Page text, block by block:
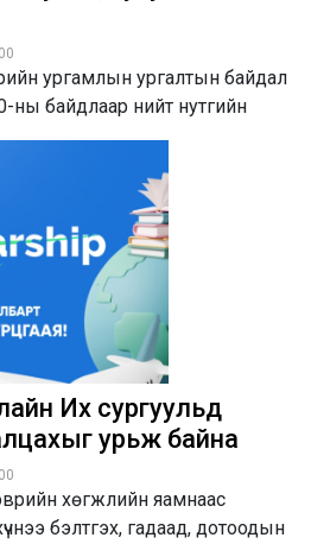
ургамлын ургалтын байдал
ны байдлаар нийт нутгийн
Их сургуульд
урьж байна
хөгжлийн яамнаас
бэлтгэх, гадаад, дотоодын